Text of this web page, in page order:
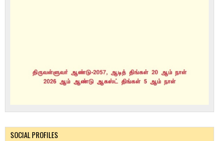
SOCIAL PROFILES